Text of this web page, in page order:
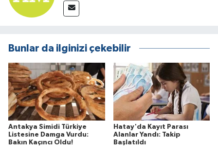
Bunlar da ilginizi çekebilir
Antakya Simidi Türkiye
Listesine Damga Vurdu:
Bakın Kaçıncı Oldu!
Hatay'da Kayıt Parası
Alanlar Yandı: Takip
Başlatıldı